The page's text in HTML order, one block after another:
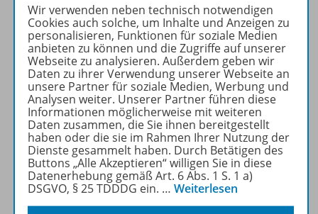
zu den Abo-Angeboten
zum Zeitschriftenkiosk
zum Online-Archiv
Mehr zur Zeitschrift
Produktinformationen
Wir verwenden neben technisch notwendigen
Cookies auch solche, um Inhalte und Anzeigen zu
personalisieren, Funktionen für soziale Medien
anbieten zu können und die Zugriffe auf unserer
Webseite zu analysieren. Außerdem geben wir
Daten zu ihrer Verwendung unserer Webseite an
unsere Partner für soziale Medien, Werbung und
Analysen weiter. Unserer Partner führen diese
Informationen möglicherweise mit weiteren
Daten zusammen, die Sie ihnen bereitgestellt
haben oder die sie im Rahmen Ihrer Nutzung der
Dienste gesammelt haben. Durch Betätigen des
Buttons „Alle Akzeptieren“ willigen Sie in diese
Datenerhebung gemäß Art. 6 Abs. 1 S. 1 a)
DSGVO, § 25 TDDDG ein. … Weiterlesen